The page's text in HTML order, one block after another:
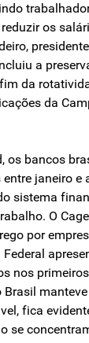
os
a
da
da
os bancos
janeiro e
sistema
O
por
Federal
nos
fica
se